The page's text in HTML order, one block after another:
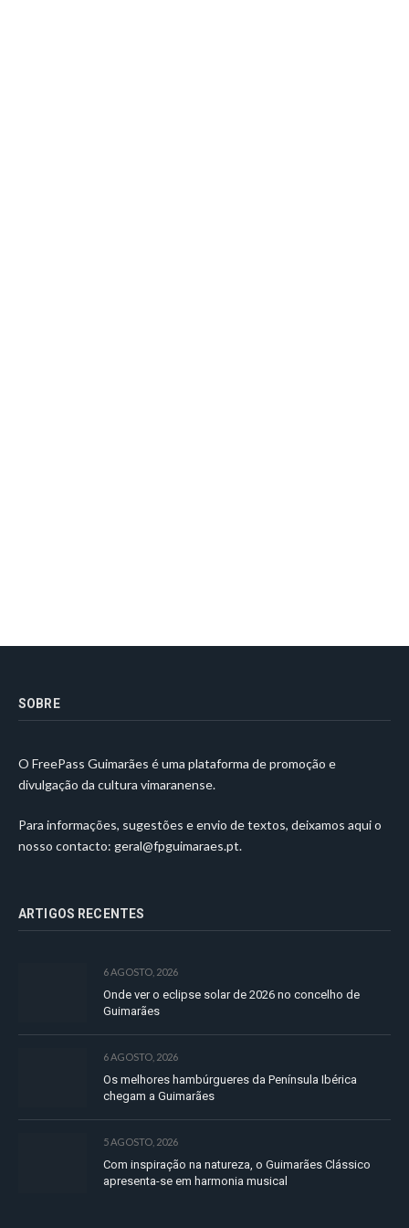
SOBRE
O FreePass Guimarães é uma plataforma de promoção e
divulgação da cultura vimaranense.
Para informações, sugestões e envio de textos, deixamos aqui o
nosso contacto: geral@fpguimaraes.pt.
ARTIGOS RECENTES
6 AGOSTO, 2026
Onde ver o eclipse solar de 2026 no concelho de
Guimarães
6 AGOSTO, 2026
Os melhores hambúrgueres da Península Ibérica
chegam a Guimarães
5 AGOSTO, 2026
Com inspiração na natureza, o Guimarães Clássico
apresenta-se em harmonia musical